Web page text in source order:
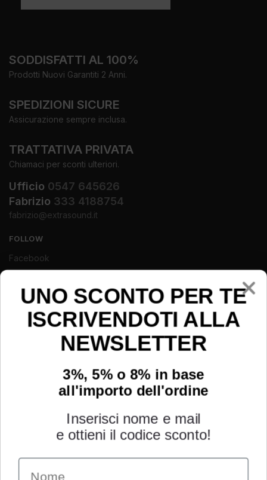
SODDISFATTI AL 100%
Prodotti Nuovi Garantiti 2 Anni.
SPEDIZIONI SICURE
Assicurazione sempre inclusa.
TRATTATIVA PRIVATA
Chiamaci per sconti ulteriori.
Ufficio 0547 645626
Fabrizio 333 4188754
fabrizio@extrasound.it
FOLLOW
Facebook
Instagram
Youtube
INFORMAZIONI
UNO SCONTO PER TE
ISCRIVENDOTI ALLA
NEWSLETTER
3%, 5% o 8% in base
all'importo dell'ordine
Inserisci nome e mail
e ottieni il codice sconto!
Name